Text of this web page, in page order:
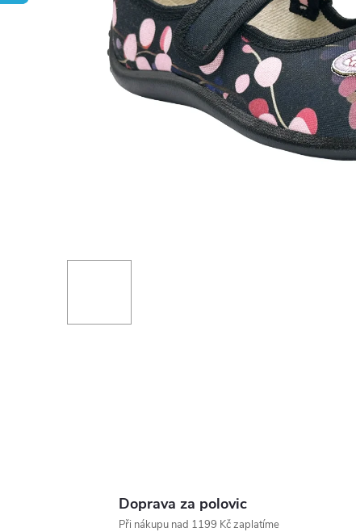
Doprava za polovic
Při nákupu nad 1199 Kč zaplatíme